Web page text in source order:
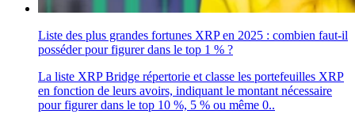
Liste des plus grandes fortunes XRP en 2025 : combien faut-il
posséder pour figurer dans le top 1 % ?
La liste XRP Bridge répertorie et classe les portefeuilles XRP
en fonction de leurs avoirs, indiquant le montant nécessaire
pour figurer dans le top 10 %, 5 % ou même 0..